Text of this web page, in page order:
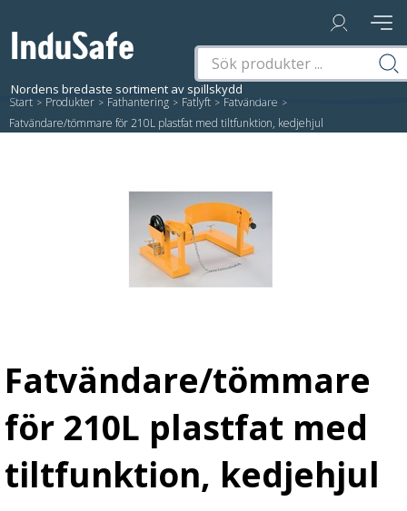
Start / Produkter / Fathantering / Fatlyft / Fatvändare /
Fatvändare/tömmare för 210L plastfat med tiltfunktion, kedjehjul
Fatvändare/tömmare
för 210L plastfat med
tiltfunktion, kedjehjul